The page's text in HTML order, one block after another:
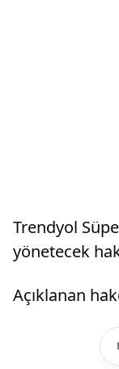
Trendyol
yönetecek
Açıklanan